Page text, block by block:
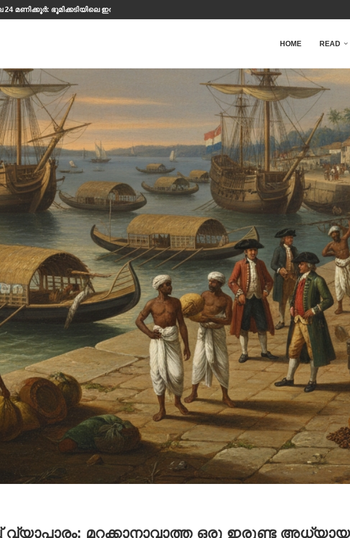
24 മണിക്കൂർ: ഭൂമിക്കടിയിലെ ഇരുട്ടിൽ മനുഷ്യൻ എത്ര നേരം...
HOME READ
വ്യാപാരം: മറക്കാനാവാത്ത ഒരു ഇരുണ്ട